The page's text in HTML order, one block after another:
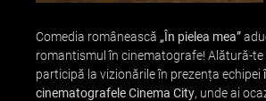
Comedia românească „În pielea mea”
romantismul în cinematografe! Alătură-te
participă la vizionările în prezența echipei
cinematografele Cinema City, unde ai